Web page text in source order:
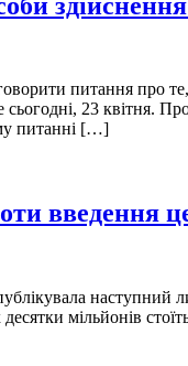
питання
сьогодні, 23
питанні […]
введення
мільйонів